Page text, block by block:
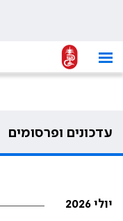
עדכונים ופרסומים
יולי 2026